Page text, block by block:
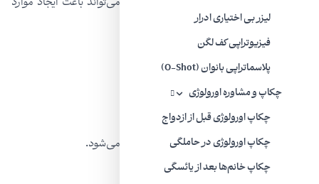
لیزر بی‌ اختیاری ادرار
فیزیوتراپی کف لگن
پلاسماتراپی بانوان (O-Shot)
چکاپ و مشاوره اورولوژی
چکاپ اورولوژی قبل از ازدواج
چکاپ اورولوژی در حاملگی
چکاپ خانم‌ها بعد از یائسگی
نیاز شدید و مداوم به ادرار کردن
ادرار با بوی تند
احساس سوزش در هنگام ادرار کردن
تکرر ادرار که فقط مقدار کمی از آن خارج می‌شود.
ادرار کدر یا با رنگی غیرعادی